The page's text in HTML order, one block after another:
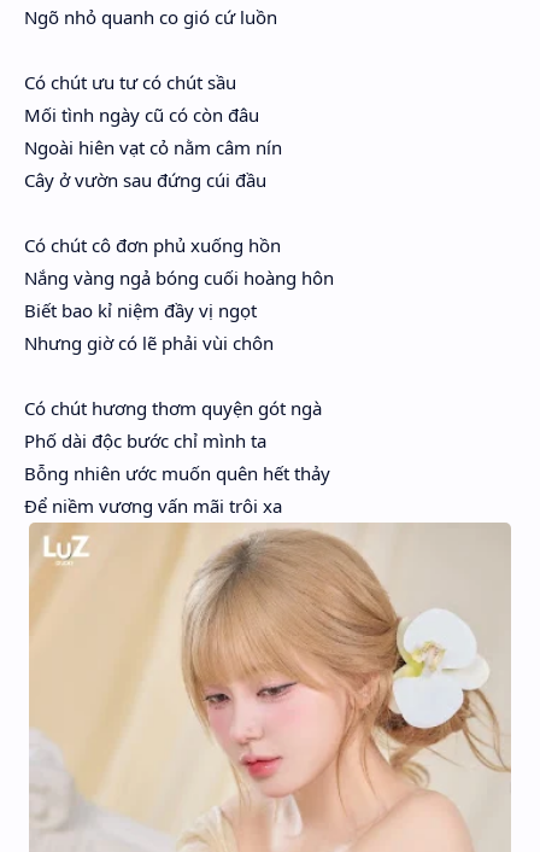
Hidden Menu
Ngõ nhỏ quanh co gió cứ luồn
Có chút ưu tư có chút sầu
Mối tình ngày cũ có còn đâu
Ngoài hiên vạt cỏ nằm câm nín
Cây ở vườn sau đứng cúi đầu
Có chút cô đơn phủ xuống hồn
Nắng vàng ngả bóng cuối hoàng hôn
Biết bao kỉ niệm đầy vị ngọt
Nhưng giờ có lẽ phải vùi chôn
Có chút hương thơm quyện gót ngà
Phố dài độc bước chỉ mình ta
Bỗng nhiên ước muốn quên hết thảy
Để niềm vương vấn mãi trôi xa